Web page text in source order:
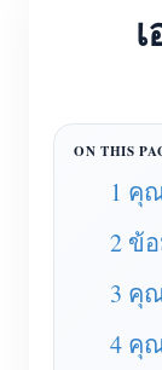
มิ
มิ
ตัวค
บริ
เครื่
โปร
1 คุ
2 ข้
3 คุ
4 คุ